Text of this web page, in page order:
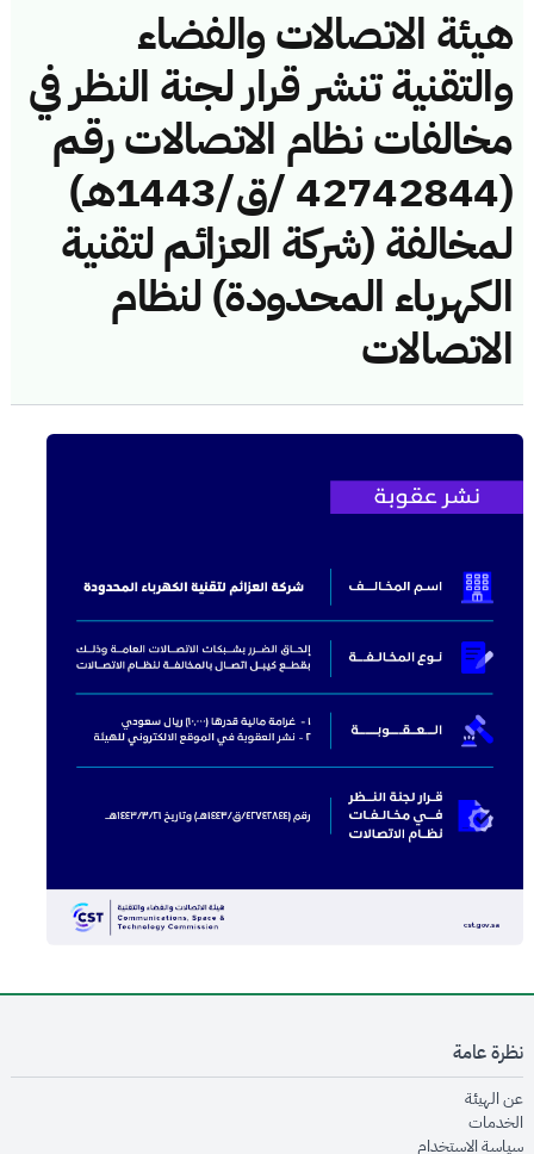
هيئة الاتصالات والفضاء
والتقنية تنشر قرار لجنة النظر في
مخالفات نظام الاتصالات رقم
(42742844 /ق/1443هـ)
لمخالفة (شركة العزائم لتقنية
الكهرباء المحدودة) لنظام
الاتصالات
نظرة عامة
عن الهيئةopens in new window
الخدماتopens in new window
سياسة الاستخدام